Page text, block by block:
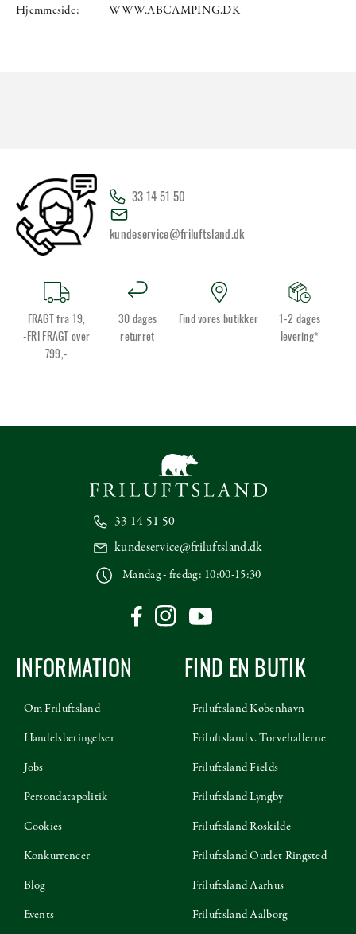
Hjemmeside:
WWW.ABCAMPING.DK
33 14 51 50
kundeservice@friluftsland.dk
FRAGT fra 19,
-FRI FRAGT over
799,-
30 dages
returret
Find vores butikker
1-2 dages
levering*
33 14 51 50
kundeservice@friluftsland.dk
Mandag - fredag: 10:00-15:30
INFORMATION
Om Friluftsland
Handelsbetingelser
Jobs
Persondatapolitik
Cookies
Konkurrencer
Blog
Events
FIND EN BUTIK
Friluftsland København
Friluftsland v. Torvehallerne
Friluftsland Fields
Friluftsland Lyngby
Friluftsland Roskilde
Friluftsland Outlet Ringsted
Friluftsland Aarhus
Friluftsland Aalborg